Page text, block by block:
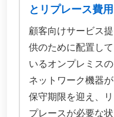
とリプレース費用
顧客向けサービス提
供のために配置して
いるオンプレミスの
ネットワーク機器が
保守期限を迎え、リ
プレースが必要な状